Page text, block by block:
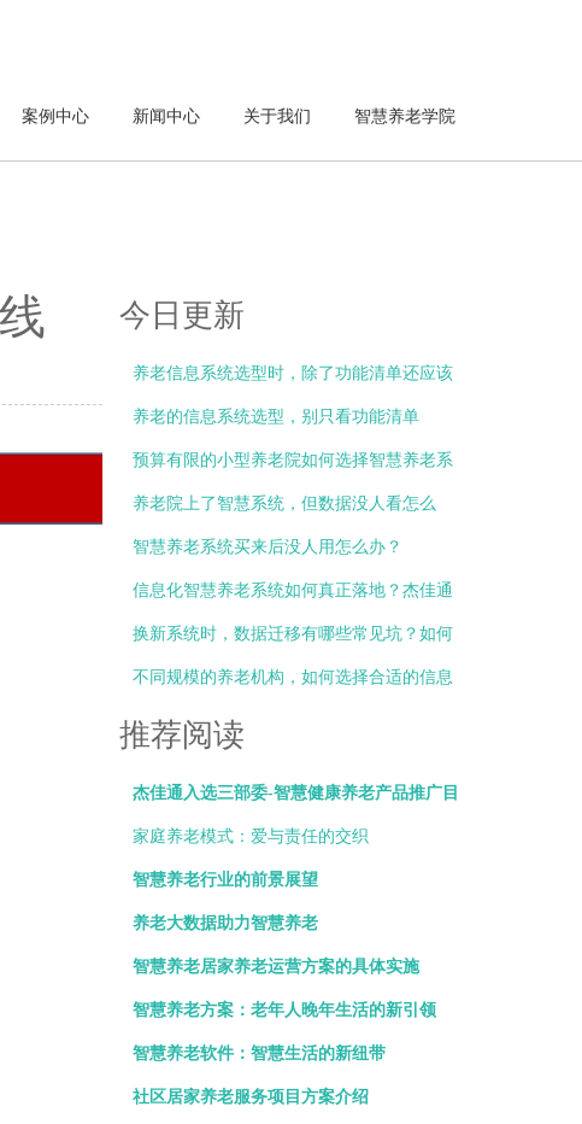
案例中心 新闻中心 关于我们 智慧养老学院
今日更新
养老信息系统选型时，除了功能清单还应该
关注什么？
养老的信息系统选型，别只看功能清单
预算有限的小型养老院如何选择智慧养老系
统？
养老院上了智慧系统，但数据没人看怎么
办？
智慧养老系统买来后没人用怎么办？
信息化智慧养老系统如何真正落地？杰佳通
总结三大关键点
换新系统时，数据迁移有哪些常见坑？如何
避免？
不同规模的养老机构，如何选择合适的信息
化部署方式？
推荐阅读
杰佳通入选三部委-智慧健康养老产品推广目
录
家庭养老模式：爱与责任的交织
智慧养老行业的前景展望
养老大数据助力智慧养老
智慧养老居家养老运营方案的具体实施
智慧养老方案：老年人晚年生活的新引领
智慧养老软件：智慧生活的新纽带
社区居家养老服务项目方案介绍